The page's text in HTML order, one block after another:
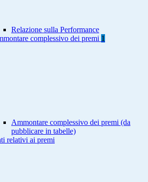
Relazione sulla Performance
complessivo dei premi 1
Ammontare complessivo dei premi (da
pubblicare in tabelle)
relativi ai premi